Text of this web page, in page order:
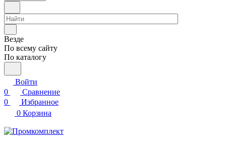
Везде
По всему сайту
По каталогу
Войти
0
Сравнение
0
Избранное
0 Корзина